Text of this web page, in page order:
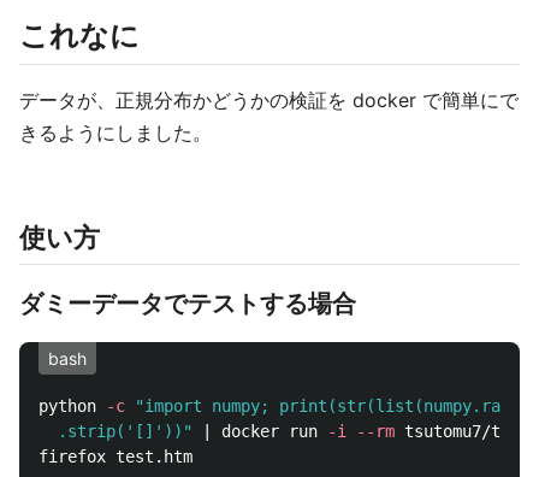
これなに
データが、正規分布かどうかの検証を docker で簡単にで
きるようにしました。
使い方
ダミーデータでテストする場合
bash
python -c
"import numpy;
  .strip('[]'))"
| docker run -i --rm tsutomu7/